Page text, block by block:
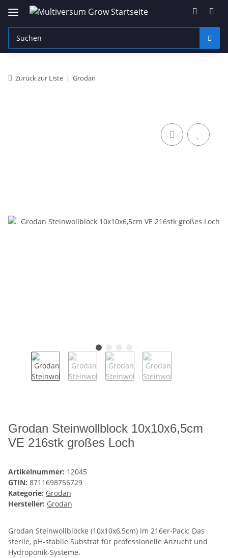
Zurück zur Liste Grodan
Grodan Steinwollblock 10x10x6,5cm
VE 216stk großes Loch
Artikelnummer: 12045
GTIN: 8711698756729
Kategorie: Grodan
Hersteller: Grodan
Grodan Steinwollblöcke (10x10x6,5cm) im 216er-Pack: Das
sterile, pH-stabile Substrat für professionelle Anzucht und
Hydroponik-Systeme.